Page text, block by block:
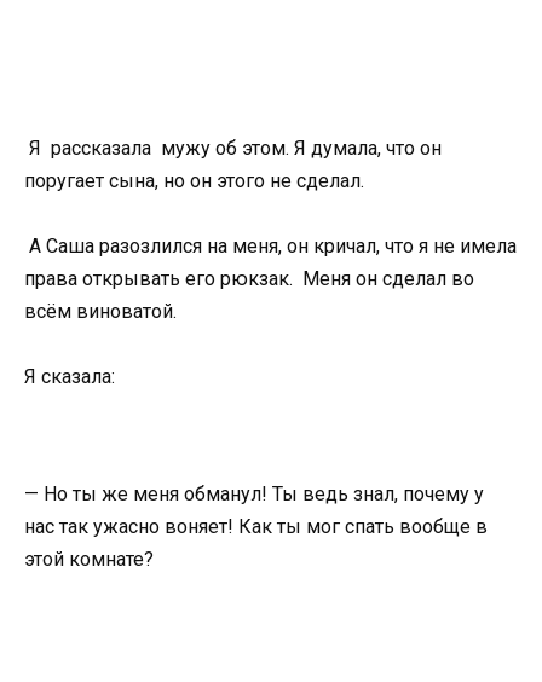
Я рассказала мужу об этом. Я думала, что он
поругает сына, но он этого не сделал.
А Саша разозлился на меня, он кричал, что я не имела
права открывать его рюкзак. Меня он сделал во
всём виноватой.
Я сказала:
— Но ты же меня обманул! Ты ведь знал, почему у
нас так ужасно воняет! Как ты мог спать вообще в
этой комнате?